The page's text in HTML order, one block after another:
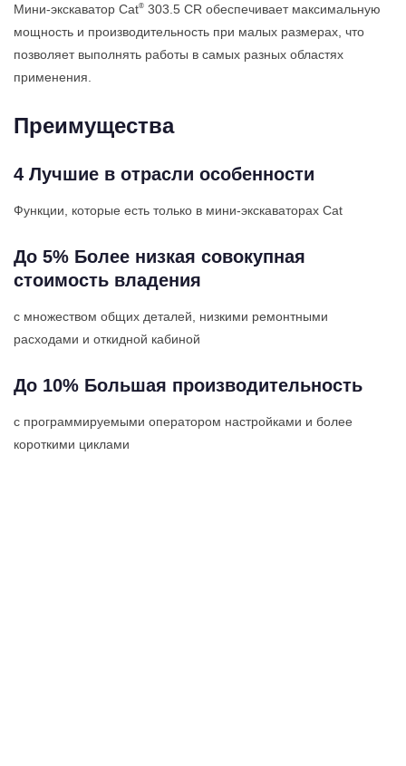
Мини-экскаватор Cat® 303.5 CR обеспечивает максимальную
мощность и производительность при малых размерах, что
позволяет выполнять работы в самых разных областях
применения.
Преимущества
4 Лучшие в отрасли особенности
Функции, которые есть только в мини-экскаваторах Cat
До 5% Более низкая совокупная
стоимость владения
с множеством общих деталей, низкими ремонтными
расходами и откидной кабиной
До 10% Большая производительность
с программируемыми оператором настройками и более
короткими циклами